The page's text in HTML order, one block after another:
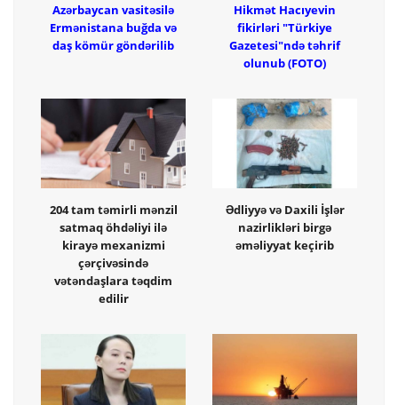
Azərbaycan vasitəsilə
Ermənistana buğda və
daş kömür göndərilib
Hikmət Hacıyevin
fikirləri "Türkiye
Gazetesi"ndə təhrif
olunub (FOTO)
204 tam təmirli mənzil
satmaq öhdəliyi ilə
kirayə mexanizmi
çərçivəsində
vətəndaşlara təqdim
edilir
Ədliyyə və Daxili İşlər
nazirlikləri birgə
əməliyyat keçirib